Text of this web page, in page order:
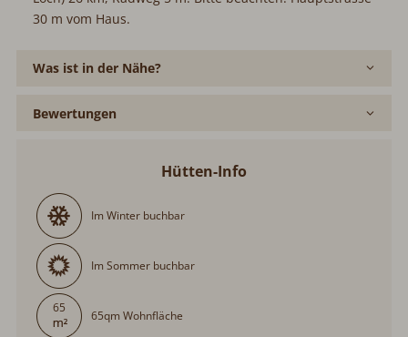
30 m vom Haus.
Was ist in der Nähe?
Bewertungen
Hütten-Info
Im Winter buchbar
Im Sommer buchbar
65
65qm Wohnfläche